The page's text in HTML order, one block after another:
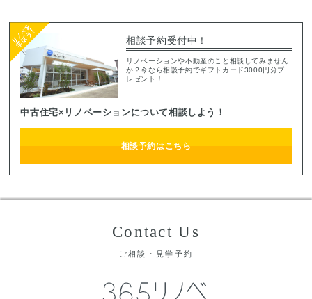
相談予約受付中！
リノベーションや不動産のこと相談してみません
か？今なら相談予約でギフトカード3000円分プ
レゼント！
中古住宅×リノベーションについて相談しよう！
相談予約はこちら
Contact Us
ご相談・見学予約